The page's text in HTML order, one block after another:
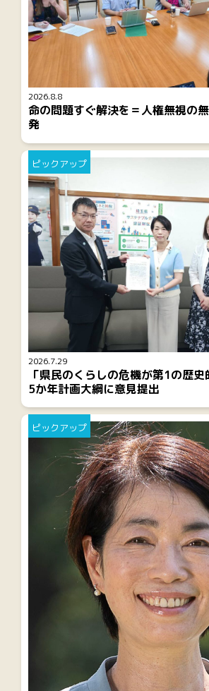
2026.8.8
命の問題すぐ解決を＝人権無視の
発
2026.7.29
ピックアップ
「県民のくらしの危機が第1の歴
5か年計画大綱に意見提出
ピックアップ